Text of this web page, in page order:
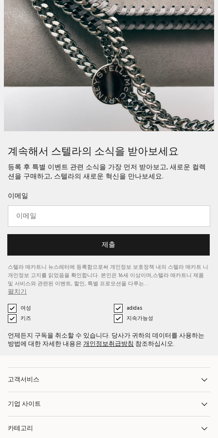
계속해서 스텔라의 소식을 받아보세요
등록 후 특별 이벤트 관련 소식을 가장 먼저 받아보고, 새로운 컬렉
션을 구매하고, 스텔라의 새로운 혁신을 만나보세요.
이메일
제출
스텔라 매카트니 뉴스레터에 등록함으로써 개인정보 보호정책 내의 스텔라 매카트 니
개인정보 고지를 읽었음을 확인합니다. 본인은 16세 이상이며,스텔라 매카트니 제품
및 서비스와 관련된 이벤트, 할인, 특별 프로모션을 다루는…
펼치기
여성
adidas
키즈
지속가능성
언제든지 구독을 취소할 수 있습니다. 당사가 귀하의 데이터를 사용하는
방법에 대한 자세한 내용은 개인정보취급방침 참조하십시오.
고객서비스
기업 사이트
카테고리